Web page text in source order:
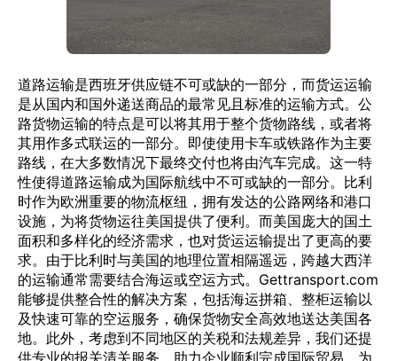
道路运输是西班牙供应链不可或缺的一部分，而货运运输
是从国内和国外递送商品的最常见且标准的运输方式。公
路货物运输的特点是可以将其用于整个货物路线，或者将
其用作多式联运的一部分。即使使用卡车或铁路作为主要
路线，在大多数情况下最终交付也将由汽车完成。这一特
性使得道路运输成为国际航线中不可或缺的一部分。比利
时作为欧洲重要的物流枢纽，拥有发达的公路网络和港口
设施，为将货物运往美国提供了便利。而美国庞大的国土
面积和多样化的经济需求，也对货运运输提出了更高的要
求。由于比利时与美国的地理位置相隔遥远，跨越大西洋
的运输通常需要结合海运或空运方式。Gettransport.com
能够提供整合性的解决方案，包括海运拼箱、整柜运输以
及快速可靠的空运服务，确保货物安全高效地送达美国各
地。此外，考虑到不同地区的关税和法规差异，我们还提
供专业的报关清关服务，助力企业顺利完成国际贸易。为